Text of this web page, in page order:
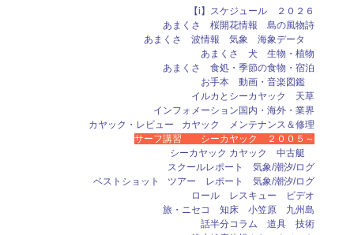
【i】スケジュール ２０２６
あまくさ 桜開花情報 島の風物詩
あまくさ 波情報 気象 海象データ
あまくさ 犬 生物・植物
あまくさ 食処・季節の食物・宿泊
お手本 動画・音楽図鑑
イルカとシーカヤック 天草
インフォメーション国内・海外・業界
カヤック メンテナンス＆修理
カヤック・レビュー
サーフ講習 シーカヤック ２００５～
シーカヤック カヤック 中古艇
スクールレポート 気象/潮汐/ログ
ツアー レポート 気象/潮汐/ログ
ベストショット
ロール レスキュー ビデオ
旅・ニセコ 知床 小笠原 九州島
話半分コラム 道具 技術